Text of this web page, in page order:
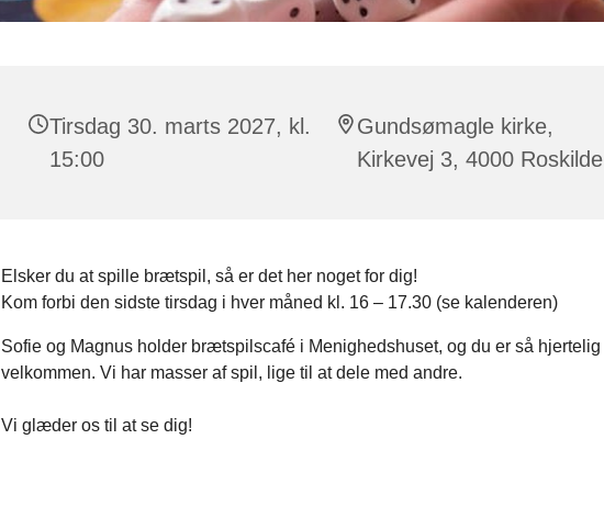
Tirsdag 30. marts 2027, kl.
15:00
Gundsømagle kirke,
Kirkevej 3, 4000 Roskilde
Elsker du at spille brætspil, så er det her noget for dig!
Kom forbi den sidste tirsdag i hver måned kl. 16 – 17.30 (se kalenderen)
Sofie og Magnus holder brætspilscafé i Menighedshuset, og du er så hjertelig
velkommen. Vi har masser af spil, lige til at dele med andre.
Vi glæder os til at se dig!